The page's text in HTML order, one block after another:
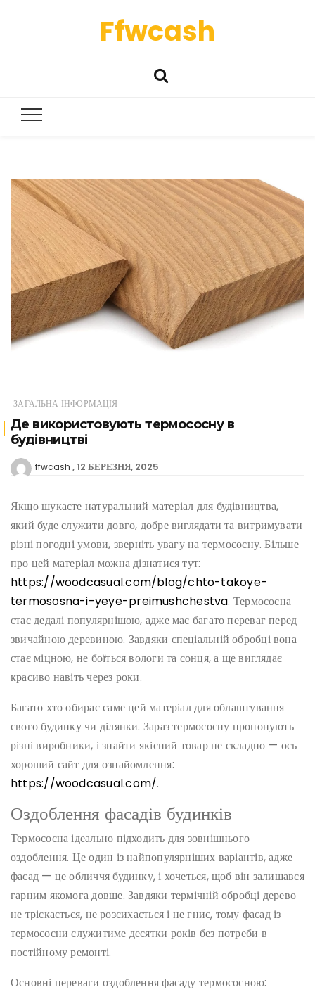
Ffwcash
ЗАГАЛЬНА ІНФОРМАЦІЯ
Де використовують термососну в
будівництві
ffwcash 12 БЕРЕЗНЯ, 2025
Якщо шукаєте натуральний матеріал для будівництва,
який буде служити довго, добре виглядати та витримувати
різні погодні умови, зверніть увагу на термососну. Більше
про цей матеріал можна дізнатися тут:
https://woodcasual.com/blog/chto-takoye-
termososna-i-yeye-preimushchestva. Термососна
стає дедалі популярнішою, адже має багато переваг перед
звичайною деревиною. Завдяки спеціальній обробці вона
стає міцною, не боїться вологи та сонця, а ще виглядає
красиво навіть через роки.
Багато хто обирає саме цей матеріал для облаштування
свого будинку чи ділянки. Зараз термососну пропонують
різні виробники, і знайти якісний товар не складно — ось
хороший сайт для ознайомлення:
https://woodcasual.com/.
Оздоблення фасадів будинків
Термососна ідеально підходить для зовнішнього
оздоблення. Це один із найпопулярніших варіантів, адже
фасад — це обличчя будинку, і хочеться, щоб він залишався
гарним якомога довше. Завдяки термічній обробці дерево
не тріскається, не розсихається і не гниє, тому фасад із
термососни служитиме десятки років без потреби в
постійному ремонті.
Основні переваги оздоблення фасаду термососною: